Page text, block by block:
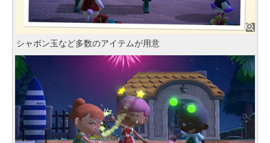
シャボン玉など多数のアイテムが用意